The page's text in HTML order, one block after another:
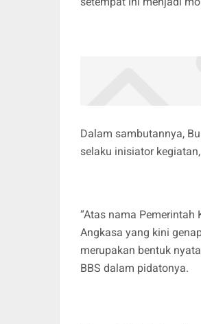
Dalam sambutannya,
selaku inisiator
“Atas nama
Angkasa yang kini
merupakan bentuk
BBS dalam pidatonya.